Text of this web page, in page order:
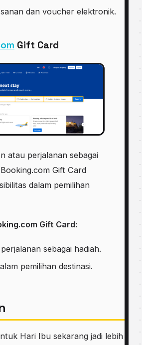
dan voucher elektronik.
Gift Card
atau perjalanan sebagai
Gift Card
dalam pemilihan
Gift Card:
sebagai hadiah.
pemilihan destinasi.
Hari Ibu sekarang jadi lebih